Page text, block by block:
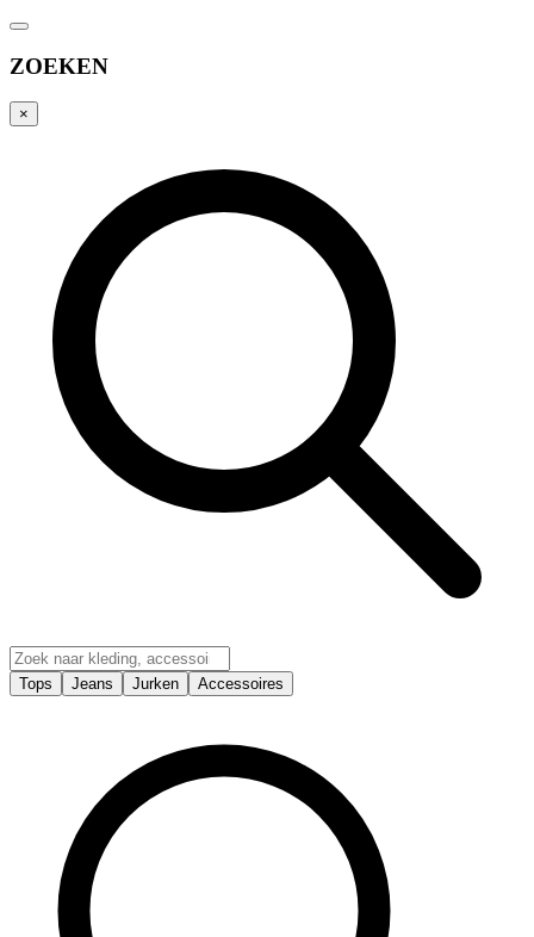
ZOEKEN
×
Tops Jeans Jurken Accessoires